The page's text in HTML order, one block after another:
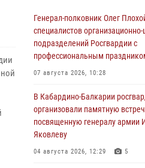
Генерал-полковник Олег
специалистов
подразделений Росгвардии с
профессиональным
07 августа 2026, 10:28
В Кабардино-Балкарии
организовали памятную
посвященную генералу армии
Яковлеву
04 августа 2026, 12:29 5